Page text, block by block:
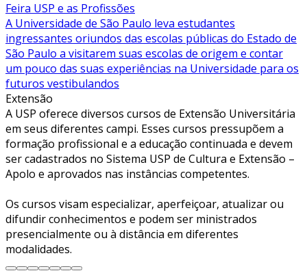
Feira USP e as Profissões
A Universidade de São Paulo leva estudantes
ingressantes oriundos das escolas públicas do Estado de
São Paulo a visitarem suas escolas de origem e contar
um pouco das suas experiências na Universidade para os
futuros vestibulandos
Extensão
A USP oferece diversos cursos de Extensão Universitária
em seus diferentes campi. Esses cursos pressupõem a
formação profissional e a educação continuada e devem
ser cadastrados no Sistema USP de Cultura e Extensão –
Apolo e aprovados nas instâncias competentes.
Os cursos visam especializar, aperfeiçoar, atualizar ou
difundir conhecimentos e podem ser ministrados
presencialmente ou à distância em diferentes
modalidades.